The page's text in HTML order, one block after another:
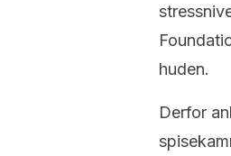
huden.
Derfor